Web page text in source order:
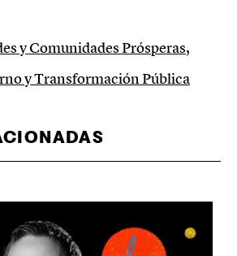
y Comunidades Prósperas,
y Transformación Pública